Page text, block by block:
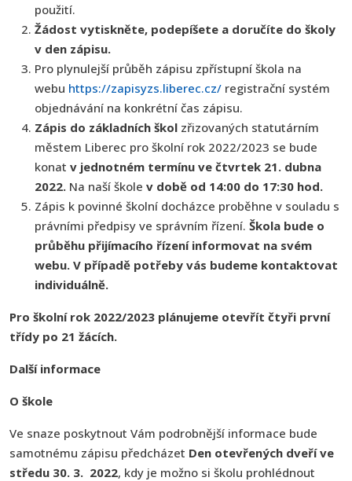
použití.
Žádost vytiskněte, podepíšete a doručíte do školy
v den zápisu.
Pro plynulejší průběh zápisu zpřístupní škola na
webu https://zapisyzs.liberec.cz/ registrační systém
objednávání na konkrétní čas zápisu.
Zápis do základních škol zřizovaných statutárním
městem Liberec pro školní rok 2022/2023 se bude
konat v jednotném termínu ve čtvrtek 21. dubna
2022. Na naší škole v době od 14:00 do 17:30 hod.
Zápis k povinné školní docházce proběhne v souladu s
právními předpisy ve správním řízení. Škola bude o
průběhu přijímacího řízení informovat na svém
webu. V případě potřeby vás budeme kontaktovat
individuálně.
Pro školní rok 2022/2023 plánujeme otevřít čtyři první
třídy po 21 žácích.
Další informace
O škole
Ve snaze poskytnout Vám podrobnější informace bude
samotnému zápisu předcházet Den otevřených dveří ve
středu 30. 3. 2022, kdy je možno si školu prohlédnout